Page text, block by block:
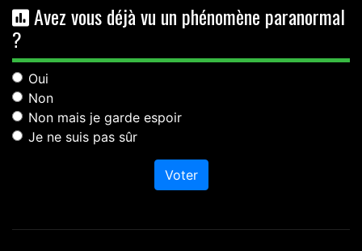
Avez vous déjà vu un phénomène paranormal
?
Oui
Non
Non mais je garde espoir
Je ne suis pas sûr
Voter